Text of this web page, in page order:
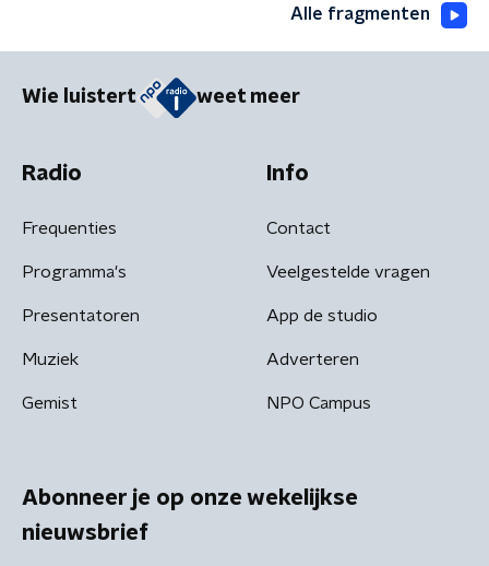
Alle fragmenten
Wie luistert weet meer
Radio
Frequenties
Programma's
Presentatoren
Muziek
Gemist
Info
Contact
Veelgestelde vragen
App de studio
Adverteren
NPO Campus
Abonneer je op onze wekelijkse
nieuwsbrief